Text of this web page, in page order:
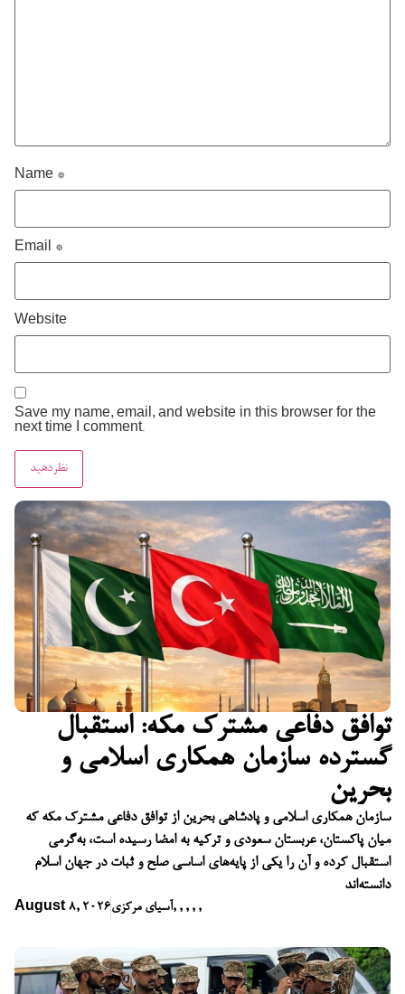
توافق دفاعی مشترک مکه: استقبال
گسترده سازمان همکاری اسلامی و
بحرین
سازمان همکاری اسلامی و پادشاهی بحرین از توافق دفاعی مشترک مکه که
میان پاکستان، عربستان سعودی و ترکیه به امضا رسیده است، به‌گرمی
استقبال کرده و آن را یکی از پایه‌های اساسی صلح و ثبات در جهان اسلام
دانسته‌اند
August 8, 2026آسیای مرکزی, , , , ,
Name *
Email *
Website
Save my name, email, and website in this browser for the
next time I comment.